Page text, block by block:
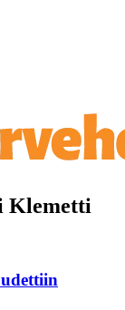
Klemetti